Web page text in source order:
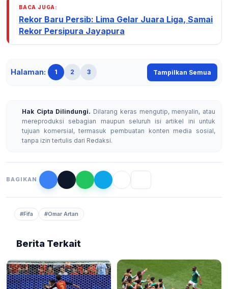
BACA JUGA:
Rekor Baru Persib: Lima Gelar Juara Liga, Samai
Rekor Persipura Jayapura
Halaman: 1 2 3 Tampilkan Semua
Hak Cipta Dilindungi. Dilarang keras mengutip, menyalin, atau
mereproduksi sebagian maupun seluruh isi artikel ini untuk
tujuan komersial, termasuk pembuatan konten media sosial,
tanpa izin tertulis dari Redaksi.
BAGIKAN
#Fifa #Omar Artan
Berita Terkait